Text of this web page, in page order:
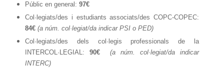
Públic en general: 97€
Col·legiats/des i estudiants associats/des COPC-COPEC:
84€ (a núm. col·legiat/da indicar PSI o PED)
Col·legiats/des dels col·legis professionals de la
INTERCOL·LEGIAL: 90€(a núm. col·legiat/da indicar
INTERC)